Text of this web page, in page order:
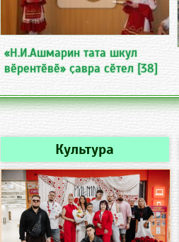
«Н.И.Ашмарин тата шкул
вӗрентӗвӗ» ҫавра сӗтел[38]
Культура